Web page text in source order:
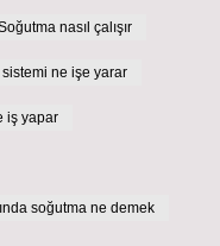
nasıl çalışır
ne işe yarar
iş yapar
soğutma ne demek